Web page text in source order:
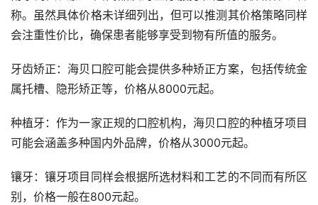
称。虽然具体价格未详细列出，但可以推测其价格策略同样
会注重性价比，确保患者能够享受到物有所值的服务。
牙齿矫正：海贝口腔可能会提供多种矫正方案，包括传统金
属托槽、隐形矫正等，价格从8000元起。
种植牙：作为一家正规的口腔机构，海贝口腔的种植牙项目
可能会涵盖多种国内外品牌，价格从3000元起。
镶牙：镶牙项目同样会根据所选材料和工艺的不同而有所区
别，价格一般在800元起。